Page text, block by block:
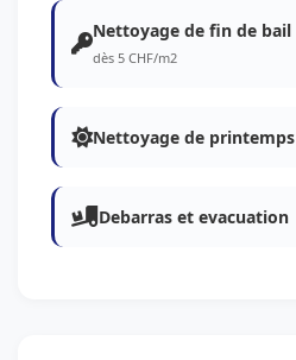
Nettoyage de fin de bail
dès 5 CHF/m2
Nettoyage de printemps
Debarras et evacuation